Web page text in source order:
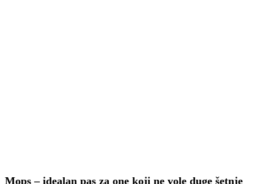
Mops – idealan pas za one koji ne vole duge šetnje